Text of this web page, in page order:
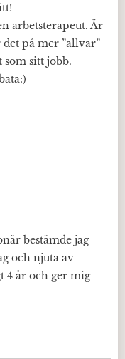
arbetsterapeut. Är
på mer ”allvar”
som sitt jobb.
bestämde jag
och njuta av
4 år och ger mig